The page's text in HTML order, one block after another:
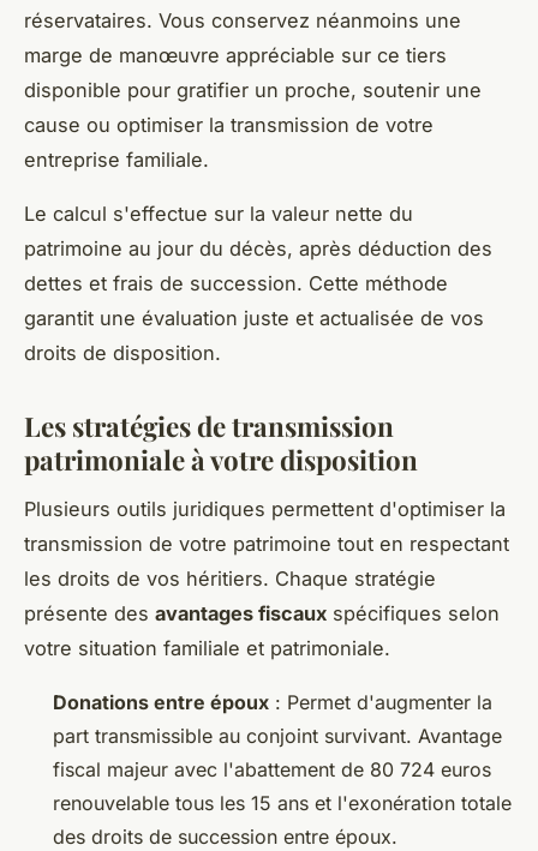
réservataires. Vous conservez néanmoins une
marge de manœuvre appréciable sur ce tiers
disponible pour gratifier un proche, soutenir une
cause ou optimiser la transmission de votre
entreprise familiale.
Le calcul s'effectue sur la valeur nette du
patrimoine au jour du décès, après déduction des
dettes et frais de succession. Cette méthode
garantit une évaluation juste et actualisée de vos
droits de disposition.
Les stratégies de transmission
patrimoniale à votre disposition
Plusieurs outils juridiques permettent d'optimiser la
transmission de votre patrimoine tout en respectant
les droits de vos héritiers. Chaque stratégie
présente des avantages fiscaux spécifiques selon
votre situation familiale et patrimoniale.
Donations entre époux : Permet d'augmenter la
part transmissible au conjoint survivant. Avantage
fiscal majeur avec l'abattement de 80 724 euros
renouvelable tous les 15 ans et l'exonération totale
des droits de succession entre époux.